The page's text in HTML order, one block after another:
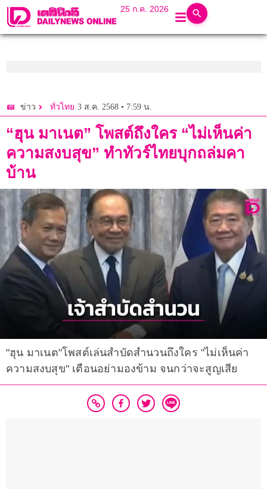
25 ก.ค. 2026
ข่าว ทั่วไทย 3 ส.ค. 2568 • 7:59 น.
“ฮุน มาเนต” โพสต์ถึงใคร “ไม่เห็นค่า
ความสงบสุข” ทำทัวร์ไทยบุกถล่มคา
บ้าน
"ฮุน มาเนต"โพสต์เล่นสำบัดสำนวนถึงใคร "ไม่เห็นค่า
ความสงบสุข" เตือนอย่ามองข้าม จนกว่าจะสูญเสีย